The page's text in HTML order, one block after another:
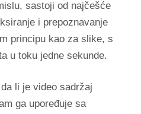
sastoji od najčešće
i prepoznavanje
principu kao za slike, s
u toku jedne sekunde.
li je video sadržaj
ga upoređuje sa